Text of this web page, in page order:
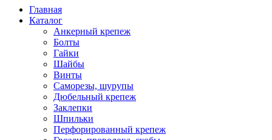
Главная
Каталог
Анкерный крепеж
Болты
Гайки
Шайбы
Винты
Саморезы, шурупы
Дюбельный крепеж
Заклепки
Шпильки
Перфорированный крепеж